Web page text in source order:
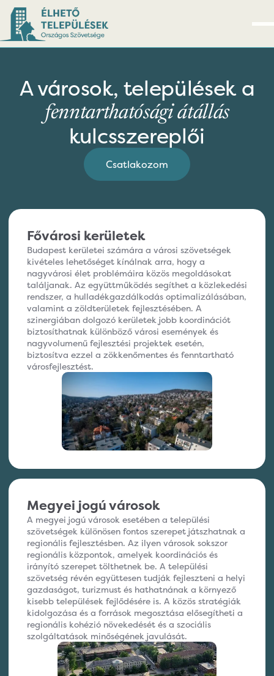
A városok, települések a
fenntarthatósági átállás
kulcsszereplői
Csatlakozom
Fővárosi kerületek
Budapest kerületei számára a városi szövetségek
kivételes lehetőséget kínálnak arra, hogy a
nagyvárosi élet problémáira közös megoldásokat
találjanak. Az együttműködés segíthet a közlekedési
rendszer, a hulladékgazdálkodás optimalizálásában,
valamint a zöldterületek fejlesztésében. A
szinergiában dolgozó kerületek jobb koordinációt
biztosíthatnak különböző városi események és
nagyvolumenű fejlesztési projektek esetén,
biztosítva ezzel a zökkenőmentes és fenntartható
városfejlesztést.
Megyei jogú városok
A megyei jogú városok esetében a települési
szövetségek különösen fontos szerepet játszhatnak a
regionális fejlesztésben. Az ilyen városok sokszor
regionális központok, amelyek koordinációs és
irányító szerepet tölthetnek be. A települési
szövetség révén együttesen tudják fejleszteni a helyi
gazdaságot, turizmust és hathatnának a környező
kisebb települések fejlődésére is. A közös stratégiák
kidolgozása és a források megosztása elősegítheti a
regionális kohézió növekedését és a szociális
szolgáltatások minőségének javulását.